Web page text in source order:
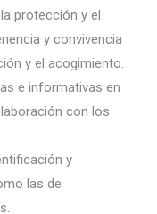
protección y el
y convivencia
y el acogimiento.
e informativas en
con los
y
las de